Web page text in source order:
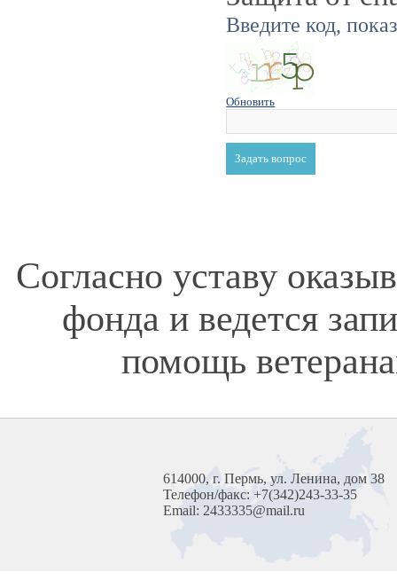
Введите код,
Обновить
Согласно уставу
фонда и ведется
помощь
614000, г. Пермь, ул. Ленина, дом 38
Телефон/факс: +7(342)243-33-35
Email: 2433335@mail.ru